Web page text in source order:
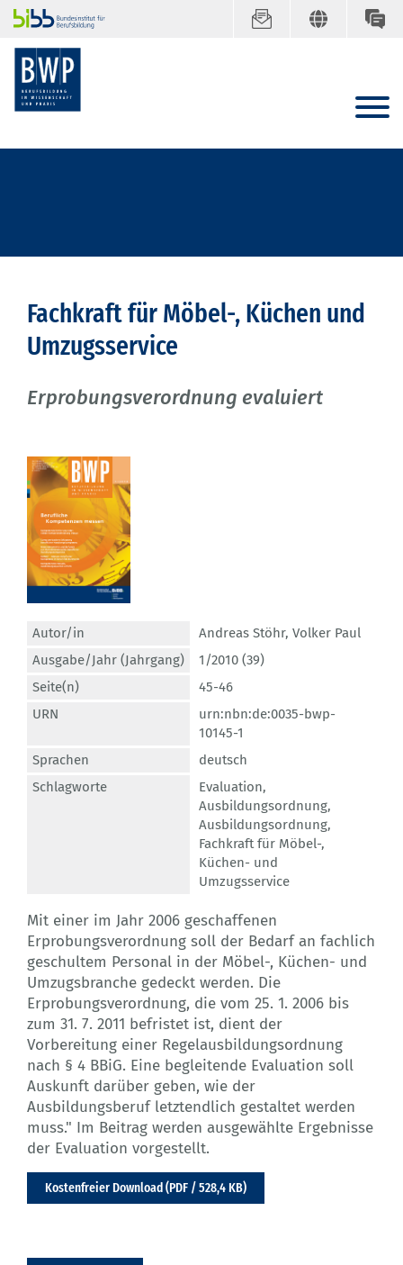
Fachkraft für Möbel-, Küchen und
Umzugsservice
Erprobungsverordnung evaluiert
Autor/in Andreas Stöhr, Volker Paul
Ausgabe/Jahr (Jahrgang)
1/2010 (39)
Seite(n)
45-46
URN
urn:nbn:de:0035-bwp-
10145-1
Sprachen
deutsch
Schlagworte
Evaluation,
Ausbildungsordnung,
Ausbildungsordnung,
Fachkraft für Möbel-,
Küchen- und
Umzugsservice
Mit einer im Jahr 2006 geschaffenen
Erprobungsverordnung soll der Bedarf an fachlich
geschultem Personal in der Möbel-, Küchen- und
Umzugsbranche gedeckt werden. Die
Erprobungsverordnung, die vom 25. 1. 2006 bis
zum 31. 7. 2011 befristet ist, dient der
Vorbereitung einer Regelausbildungsordnung
nach § 4 BBiG. Eine begleitende Evaluation soll
Auskunft darüber geben, wie der
Ausbildungsberuf letztendlich gestaltet werden
muss." Im Beitrag werden ausgewählte Ergebnisse
der Evaluation vorgestellt.
Kostenfreier Download (PDF / 528,4 KB)